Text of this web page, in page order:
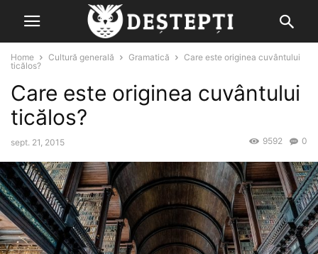
Home Cultură generală Gramatică
Care este originea cuvântului
ticălos?
Care este originea cuvântului
ticălos?
sept. 21, 2015 0
9592